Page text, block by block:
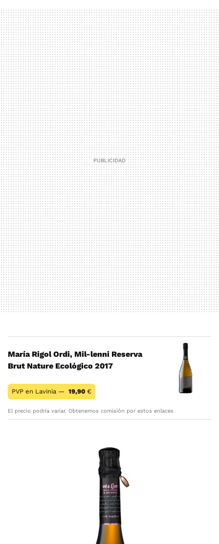
María Rigol Ordi, Mil-lenni Reserva
Brut Nature Ecológico 2017
PVP en Lavinia — 19,90 €
El precio podría variar. Obtenemos comisión por estos enlaces